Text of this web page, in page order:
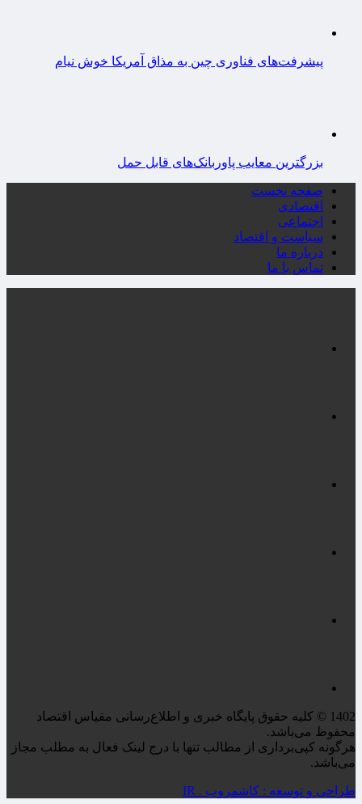
پیشرفت‌های فناوری چین به مذاق آمریکا خوش نیام
بزرگترین معایب پاوربانک‌های قابل حمل
صفحه نخست
اقتصادی
اجتماعی
سیاست و اقتصاد
درباره ما
تماس با ما
1402 © کلیه حقوق پایگاه خبری و اطلاع‌رسانی مقیاس اقتصاد
محفوظ می‌باشد.
هرگونه کپی‌برداری از مطالب تنها با درج لینک فعال به مطلب مجاز
می‌باشد.
طراحی و توسعه : کاشمروب . IR